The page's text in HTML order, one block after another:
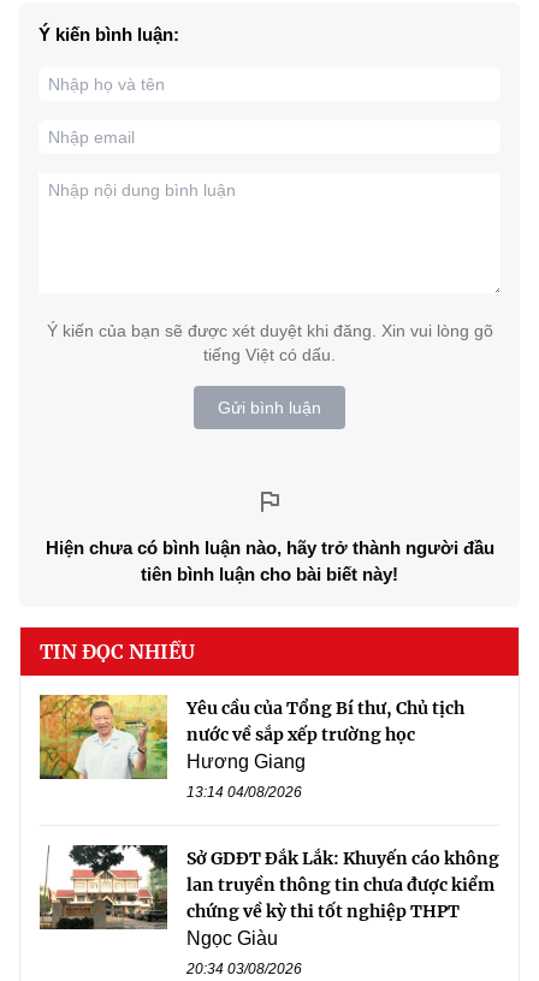
Ý kiến bình luận:
Ý kiến của bạn sẽ được xét duyệt khi đăng. Xin vui lòng gõ
tiếng Việt có dấu.
Gửi bình luận
Hiện chưa có bình luận nào, hãy trở thành người đầu
tiên bình luận cho bài biết này!
TIN ĐỌC NHIỀU
Yêu cầu của Tổng Bí thư, Chủ tịch
nước về sắp xếp trường học
Hương Giang
13:14 04/08/2026
Sở GDĐT Đắk Lắk: Khuyến cáo không
lan truyền thông tin chưa được kiểm
chứng về kỳ thi tốt nghiệp THPT
Ngọc Giàu
20:34 03/08/2026